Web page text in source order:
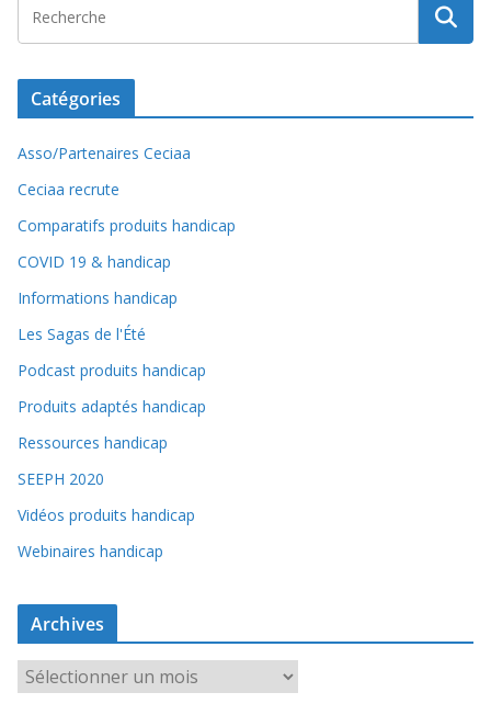
Catégories
Asso/Partenaires Ceciaa
Ceciaa recrute
Comparatifs produits handicap
COVID 19 & handicap
Informations handicap
Les Sagas de l'Été
Podcast produits handicap
Produits adaptés handicap
Ressources handicap
SEEPH 2020
Vidéos produits handicap
Webinaires handicap
Archives
r